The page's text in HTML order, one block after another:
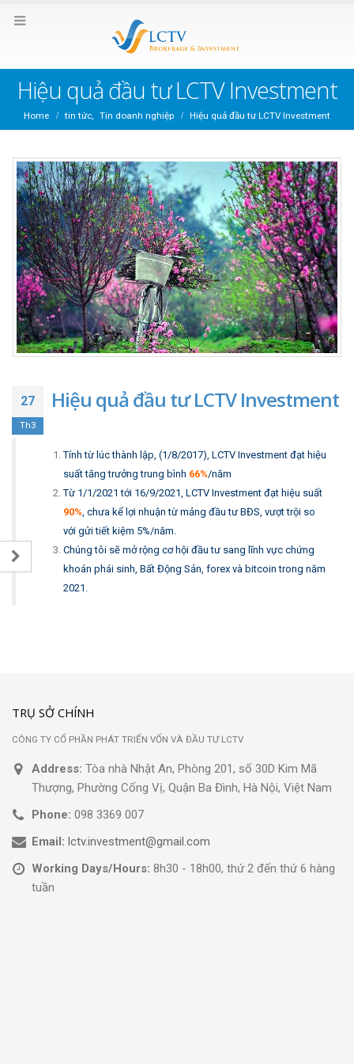
Hiệu quả đầu tư LCTV Investment
Home tin tức Tin doanh nghiệp Hiệu quả đầu tư LCTV Investment
27
Th3
Hiệu quả đầu tư LCTV Investment
Tính từ lúc thành lập, (1/8/2017), LCTV Investment đạt hiệu
suất tăng trưởng trung bình 66%/năm
Từ 1/1/2021 tới 16/9/2021, LCTV Investment đạt hiệu suất
90% , chưa kể lợi nhuận từ mảng đầu tư BĐS, vượt trội so
với gửi tiết kiệm 5%/năm.
Chúng tôi sẽ mở rộng cơ hội đầu tư sang lĩnh vực chứng
khoán phái sinh, Bất Động Sản, forex và bitcoin trong năm
2021.
TRỤ SỞ CHÍNH
CÔNG TY CỔ PHẦN PHÁT TRIỂN VỐN VÀ ĐẦU TƯ LCTV
Address: Tòa nhà Nhật An, Phòng 201, số 30D Kim Mã
Thượng, Phường Cống Vị, Quận Ba Đình, Hà Nội, Việt Nam
Phone: 098 3369 007
Email: lctv.investment@gmail.com
Working Days/Hours: 8h30 - 18h00, thứ 2 đến thứ 6 hàng
tuần